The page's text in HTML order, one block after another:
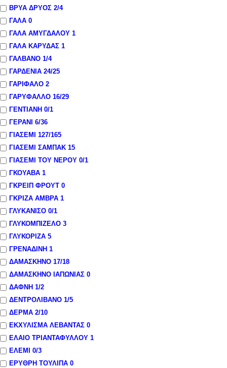
ΒΡΥΑ ΔΡΥΟΣ 2/4
ΓΑΛΑ 0
ΓΑΛΑ ΑΜΥΓΔΑΛΟΥ 1
ΓΑΛΑ ΚΑΡΥΔΑΣ 1
ΓΑΛΒΑΝΟ 1/4
ΓΑΡΔΕΝΙΑ 24/25
ΓΑΡΙΦΑΛΟ 2
ΓΑΡΥΦΑΛΛΟ 16/29
ΓΕΝΤΙΑΝΗ 0/1
ΓΕΡΑΝΙ 6/36
ΓΙΑΣΕΜΙ 127/165
ΓΙΑΣΕΜΙ ΣΑΜΠΑΚ 15
ΓΙΑΣΕΜΙ ΤΟΥ ΝΕΡΟΥ 0/1
ΓΚΟΥΑΒΑ 1
ΓΚΡΕΙΠ ΦΡΟΥΤ 0
ΓΚΡΙΖΑ ΑΜΒΡΑ 1
ΓΛΥΚΑΝΙΣΟ 0/1
ΓΛΥΚΟΜΠΙΖΕΛΟ 3
ΓΛΥΚΟΡΙΖΑ 5
ΓΡΕΝΑΔΙΝΗ 1
ΔΑΜΑΣΚΗΝΟ 17/18
ΔΑΜΑΣΚΗΝΟ ΙΑΠΩΝΙΑΣ 0
ΔΑΦΝΗ 1/2
ΔΕΝΤΡΟΛΙΒΑΝΟ 1/5
ΔΕΡΜΑ 2/10
ΕΚΧΥΛΙΣΜΑ ΛΕΒΑΝΤΑΣ 0
ΕΛΑΙΟ ΤΡΙΑΝΤΑΦΥΛΛΟΥ 1
ΕΛΕΜΙ 0/3
ΕΡΥΘΡΗ ΤΟΥΛΙΠΑ 0